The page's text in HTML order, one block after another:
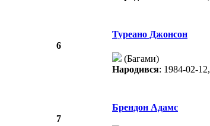
6
Туреано Джонсон
(Багами)
Народився: 1984-02-12,
7
Брендон Адамс